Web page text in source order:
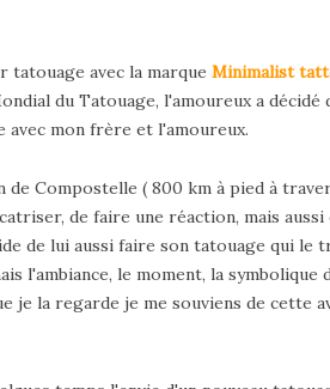
tatouage avec la marque Minimalist
du Tatouage, l'amoureux a
avec mon frère et l'amoureux.
Compostelle ( 800 km à pied à
de faire une réaction, mais
de lui aussi faire son tatouage qui
l'ambiance, le moment, la
je la regarde je me souviens de cette